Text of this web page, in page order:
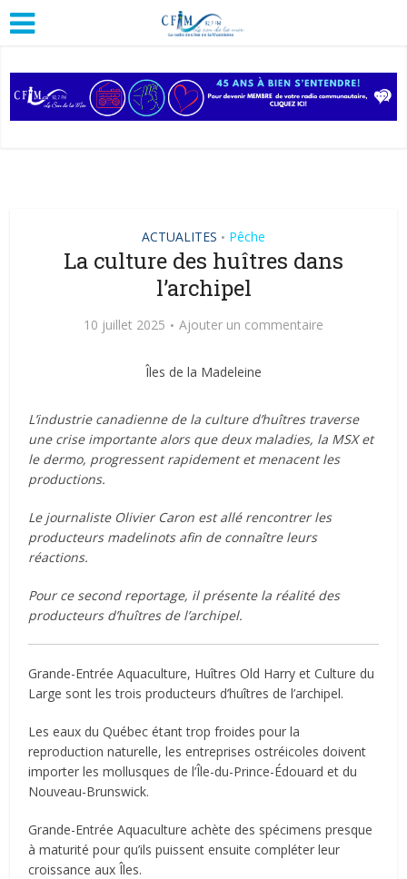
ACTUALITES • Pêche
La culture des huîtres dans
l’archipel
10 juillet 2025 Ajouter un commentaire
Îles de la Madeleine
L’industrie canadienne de la culture d’huîtres traverse
une crise importante alors que deux maladies, la MSX et
le dermo, progressent rapidement et menacent les
productions.
Le journaliste Olivier Caron est allé rencontrer les
producteurs madelinots afin de connaître leurs
réactions.
Pour ce second reportage, il présente la réalité des
producteurs d’huîtres de l’archipel.
Grande-Entrée Aquaculture, Huîtres Old Harry et Culture du
Large sont les trois producteurs d’huîtres de l’archipel.
Les eaux du Québec étant trop froides pour la
reproduction naturelle, les entreprises ostréicoles doivent
importer les mollusques de l’Île-du-Prince-Édouard et du
Nouveau-Brunswick.
Grande-Entrée Aquaculture achète des spécimens presque
à maturité pour qu’ils puissent ensuite compléter leur
croissance aux Îles.